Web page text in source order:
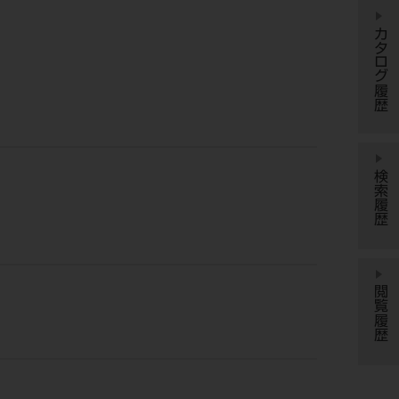
カタログ履歴
検索履歴
閲覧履歴